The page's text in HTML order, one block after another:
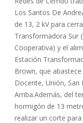
Los Santos De
de 13, 2 kV para
Transformadora Sur
Cooperativa) y el
Estación
Brown, que
Docente, Unión, San
Arriba.Además, del
hormigón de 13
realizar un corte